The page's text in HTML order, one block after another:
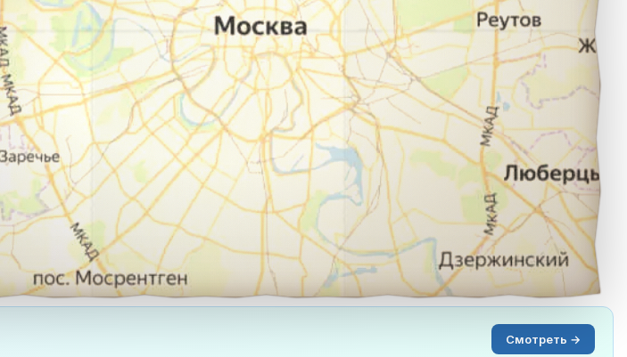
Смотреть →